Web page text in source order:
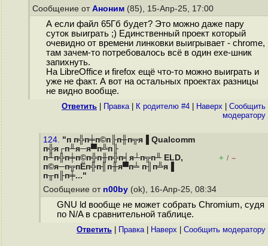
Сообщение от Аноним (85), 15-Апр-25, 17:00
А если файл 65Гб будет? Это можно даже пару
суток выиграть ;) Единственный проект который
очевидно от времени линковки выигрывает - chrome,
там зачем-то потребовалось всё в один exe-шник
запихнуть.
На LibreOffice и firefox ещё что-то можно выиграть и
уже не факт. А вот на остальных проектах разницы
не видно вообще.
Ответить Правка| К родителю #4 Наверх
Cообщить
модератору
124. "п п╬п╪п©п╟п╫п╦я▐ Qualcomm
п╬я┌п╨я─я▀п╩п╟
п╨п╬п╪п©п╬п╫п╬п╡я┴п╦п╨ ELD,
п©я─п╦пЁп╬п╢п╫я▀п╧ п╢п╩я▐
п╥п╟п╪..."
+ / –
Сообщение от n00by (ok), 16-Апр-25, 08:34
GNU ld вообще не может собрать Chromium, судя
по N/A в сравнительной таблице.
Ответить Правка| Наверх Cообщить модератору